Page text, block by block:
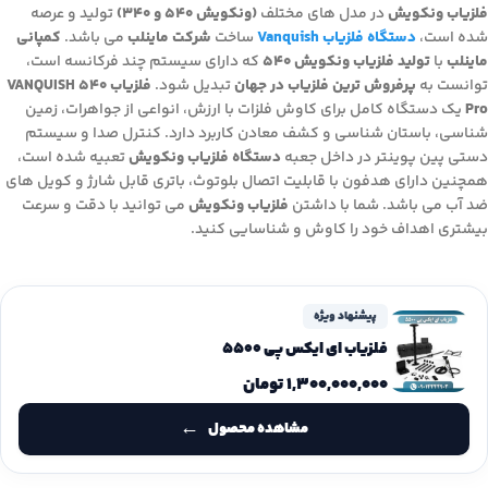
فلزیاب ونکویشدر مدل های مختلف(ونکویش 540 و 340)
تولید و عرصه
شده است،دستگاه فلزیاب Vanquish ساخت شرکت ماینلبمی باشد. کمپانی
ماینلبباتولید فلزیاب ونکویش 540
که دارای سیستم چند فرکانسه است،
توانست به پرفروش ترین فلزیاب در جهانتبدیل شود.
فلزیاب VANQUISH 540
Proیک دستگاه کامل برای کاوش فلزات با ارزش، انواعی از جواهرات، زمین
شناسی، باستان شناسی و کشف معادن کاربرد دارد. کنترل صدا و سیستم
دستی پین پوینتر در داخل جعبه دستگاه فلزیاب ونکویشتعبیه شده است،
همچنین دارای هدفون با قابلیت اتصال بلوتوث، باتری قابل شارژ و کویل های
ضد آب می باشد. شما با داشتن فلزیاب ونکویشمی توانید با دقت و سرعت
بیشتری اهداف خود را کاوش و شناسایی کنید.
پیشنهاد ویژه
فلزیاب ای ایکس پی 5500
۱,۳۰۰,۰۰۰,۰۰۰تومان
مشاهده محصول